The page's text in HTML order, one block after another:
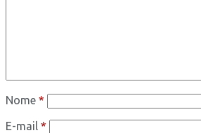
Nome *
E-mail *